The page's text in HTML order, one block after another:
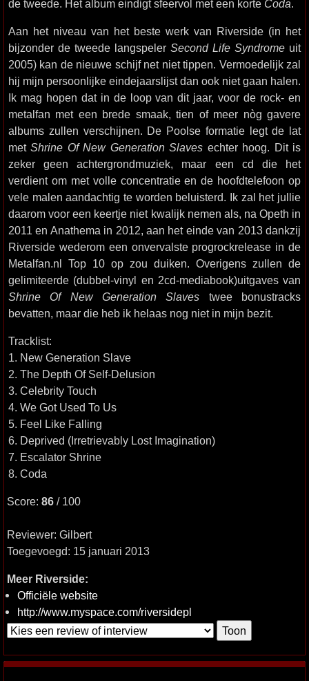
de tweede. Het album eindigt sfeervol met een korte Coda.
Aan het niveau van het beste werk van Riverside (in het
bijzonder de tweede langspeler Second Life Syndrome uit
2005) kan de nieuwe schijf net niet tippen. Vermoedelijk zal
hij mijn persoonlijke eindejaarslijst dan ook niet gaan halen.
Ik mag hopen dat in de loop van dit jaar, voor de rock- en
metalfan met een brede smaak, tien of meer nòg gavere
albums zullen verschijnen. De Poolse formatie legt de lat
metShrine Of New Generation Slaves echter hoog. Dit is
zeker geen achtergrondmuziek, maar een cd die het
verdient om met volle concentratie en de hoofdtelefoon op
vele malen aandachtig te worden beluisterd. Ik zal het jullie
daarom voor een keertje niet kwalijk nemen als, na Opeth in
2011 en Anathema in 2012, aan het einde van 2013 dankzij
Riverside wederom een onvervalste progrockrelease in de
Metalfan.nl Top 10 op zou duiken. Overigens zullen de
gelimiteerde (dubbel-vinyl en 2cd-mediabook)uitgaves van
Shrine Of New Generation Slaves twee bonustracks
bevatten, maar die heb ik helaas nog niet in mijn bezit.
Tracklist:
1. New Generation Slave
2. The Depth Of Self-Delusion
3. Celebrity Touch
4. We Got Used To Us
5. Feel Like Falling
6. Deprived (Irretrievably Lost Imagination)
7. Escalator Shrine
8. Coda
Score: 86 / 100
Reviewer: Gilbert
Toegevoegd: 15 januari 2013
Meer Riverside:
Officiële website
http://www.myspace.com/riversidepl